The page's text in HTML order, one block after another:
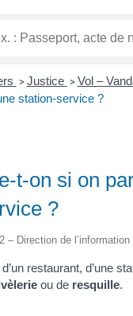
> Justice > Vol –
station-service ?
t-on si on
?
– Direction de
restaurant, d’une
ou de resquille.